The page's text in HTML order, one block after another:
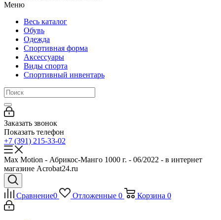
Меню
Весь каталог
Обувь
Одежда
Спортивная форма
Аксессуары
Виды спорта
Спортивный инвентарь
Заказать звонок
Показать телефон
+7 (391) 215-33-02
Max Motion - Абрикос-Манго 1000 г. - 06/2022 - в интернет
магазине Acrobat24.ru
Сравнение0 Отложенные 0 Корзина 0